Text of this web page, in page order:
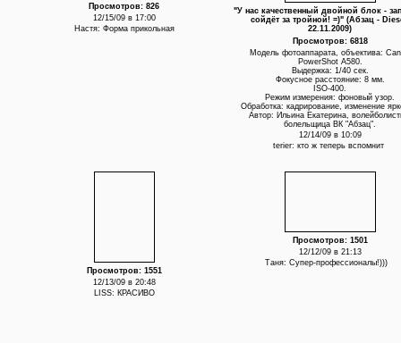
Просмотров: 826
12/15/09 в 17:00
Настя: Форма прикольная
"У нас качественный двойной блок -
сойдёт за тройной! =)" (Абзац -
22.11.2009)
Просмотров: 6818
Модель фотоаппарата, объектива:
PowerShot A580.
Выдержка: 1/40 сек.
Фокусное расстояние: 8 мм.
ISO-400.
Режим измерения: фоновый узор.
Обработка: кадрирование, изменение
Автор: Ильина Екатерина,
болельщица ВК "Абзац".
12/14/09 в 10:09
terier: кто ж теперь вспомнит
Просмотров: 1551
12/13/09 в 20:48
LISS: КРАСИВО
Просмотров: 1501
12/12/09 в 21:13
Таня: Супер-профессионалы!)))